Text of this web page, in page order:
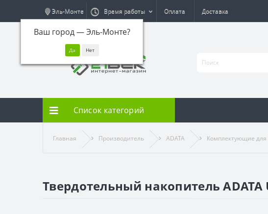
Эль-Монте
Ваш город —Эль-Монте?
Время работы Оплата Доставка
Список категорий
Главная Производитель ADATA Комплектующие
Твердотельный накопитель ADATA